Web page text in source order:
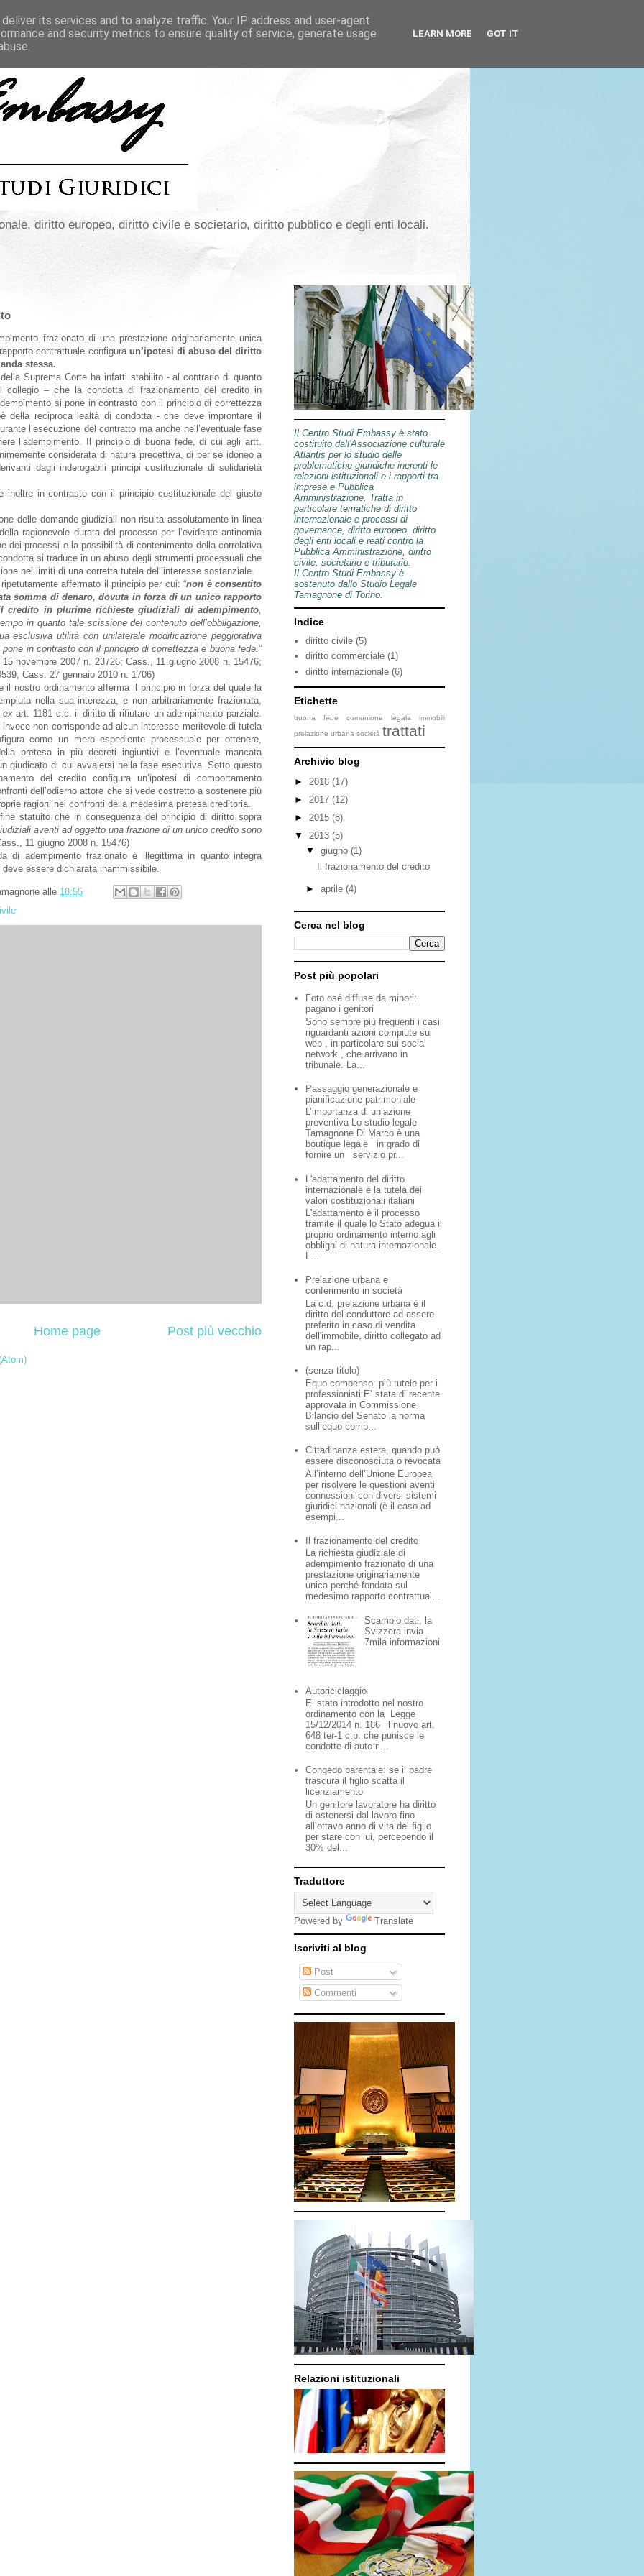
diritto europeo, diritto civile e societario, diritto pubblico e degli enti locali.
frazionato di una prestazione originariamente unica
contrattuale configura un’ipotesi di abuso del diritto
stessa.
Suprema Corte ha infatti stabilito - al contrario di quanto
collegio – che la condotta di frazionamento del credito in
si pone in contrasto con il principio di correttezza
della reciproca lealtà di condotta - che deve improntare il
l’esecuzione del contratto ma anche nell’eventuale fase
l’adempimento. Il principio di buona fede, di cui agli artt.
considerata di natura precettiva, di per sé idoneo a
dagli inderogabili principi costituzionale di solidarietà
inoltre in contrasto con il principio costituzionale del giusto
delle domande giudiziali non risulta assolutamente in linea
ragionevole durata del processo per l’evidente antinomia
dei processi e la possibilità di contenimento della correlativa
si traduce in un abuso degli strumenti processuali che
nei limiti di una corretta tutela dell’interesse sostanziale.
affermato il principio per cui: “non è consentito
somma di denaro, dovuta in forza di un unico rapporto
credito in plurime richieste giudiziali di adempimento,
in quanto tale scissione del contenuto dell’obbligazione,
esclusiva utilità con unilaterale modificazione peggiorativa
in contrasto con il principio di correttezza e buona fede.”
novembre 2007 n. 23726; Cass., 11 giugno 2008 n. 15476;
Cass. 27 gennaio 2010 n. 1706)
il nostro ordinamento afferma il principio in forza del quale la
nella sua interezza, e non arbitrariamente frazionata,
exart. 1181 c.c. il diritto di rifiutare un adempimento parziale.
non corrisponde ad alcun interesse meritevole di tutela
come un mero espediente processuale per ottenere,
pretesa in più decreti ingiuntivi e l’eventuale mancata
giudicato di cui avvalersi nella fase esecutiva. Sotto questo
del credito configura un’ipotesi di comportamento
dell’odierno attore che si vede costretto a sostenere più
ragioni nei confronti della medesima pretesa creditoria.
statuito che in conseguenza del principio di diritto sopra
aventi ad oggetto una frazione di un unico credito sono
11 giugno 2008 n. 15476)
di adempimento frazionato è illegittima in quanto integra
essere dichiarata inammissibile.
alle 18:55
Post più vecchio
Home page
Il Centro Studi Embassy è stato
costituito dall'Associazione culturale
Atlantis per lo studio delle
problematiche giuridiche inerenti le
relazioni istituzionali e i rapporti tra
imprese e Pubblica
Amministrazione. Tratta in
particolare tematiche di diritto
internazionale e processi di
governance, diritto europeo, diritto
degli enti locali e reati contro la
Pubblica Amministrazione, diritto
civile, societario e tributario.
Il Centro Studi Embassy è
sostenuto dallo Studio Legale
Tamagnone di Torino.
Indice
diritto civile (5)
diritto commerciale (1)
diritto internazionale (6)
Etichette
buona fede comunione legale
immobili
prelazione urbana società trattati
Archivio blog
► 2018 (17)
► 2017 (12)
► 2015 (8)
▼ 2013 (5)
▼ giugno (1)
Il frazionamento del credito
► aprile (4)
Cerca nel blog
Post più popolari
Foto osé diffuse da minori:
pagano i genitori
Sono sempre più frequenti i casi
riguardanti azioni compiute sul
web , in particolare sui social
network , che arrivano in
tribunale. La...
Passaggio generazionale e
pianificazione patrimoniale
L’importanza di un’azione
preventiva Lo studio legale
Tamagnone Di Marco è una
boutique legale in grado di
fornire un servizio pr...
L'adattamento del diritto
internazionale e la tutela dei
valori costituzionali italiani
L'adattamento è il processo
tramite il quale lo Stato adegua il
proprio ordinamento interno agli
obblighi di natura internazionale.
L...
Prelazione urbana e
conferimento in società
La c.d. prelazione urbana è il
diritto del conduttore ad essere
preferito in caso di vendita
dell'immobile, diritto collegato ad
un rap...
(senza titolo)
Equo compenso: più tutele per i
professionisti E’ stata di recente
approvata in Commissione
Bilancio del Senato la norma
sull’equo comp...
Cittadinanza estera, quando può
essere disconosciuta o revocata
All’interno dell’Unione Europea
per risolvere le questioni aventi
connessioni con diversi sistemi
giuridici nazionali (è il caso ad
esempi...
Il frazionamento del credito
La richiesta giudiziale di
adempimento frazionato di una
prestazione originariamente
unica perché fondata sul
medesimo rapporto contrattual...
Scambio dati, la
Svizzera invia
7mila informazioni
Autoriciclaggio
E’ stato introdotto nel nostro
ordinamento con la Legge
15/12/2014 n. 186 il nuovo art.
648 ter-1 c.p. che punisce le
condotte di auto ri...
Congedo parentale: se il padre
trascura il figlio scatta il
licenziamento
Un genitore lavoratore ha diritto
di astenersi dal lavoro fino
all’ottavo anno di vita del figlio
per stare con lui, percependo il
30% del...
Traduttore
Powered by Translate
Iscriviti al blog
Post
Commenti
Relazioni istituzionali
its services and to analyze traffic. Your IP address and user-agent
and security metrics to ensure quality of service, generate usage
LEARN MORE GOT IT